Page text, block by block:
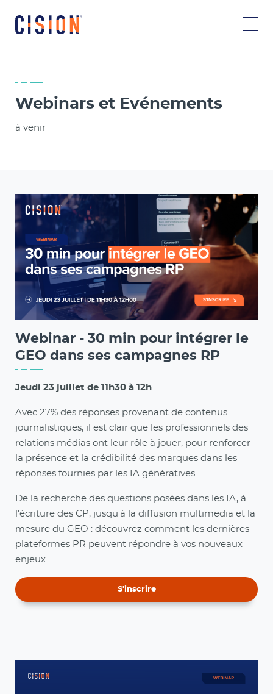
Webinars et Evénements
à venir
Webinar - 30 min pour intégrer le
GEO dans ses campagnes RP
Jeudi 23 juillet de 11h30 à 12h
Avec 27% des réponses provenant de contenus
journalistiques, il est clair que les professionnels des
relations médias ont leur rôle à jouer, pour renforcer
la présence et la crédibilité des marques dans les
réponses fournies par les IA génératives.
De la recherche des questions posées dans les IA, à
l'écriture des CP, jusqu'à la diffusion multimedia et la
mesure du GEO : découvrez comment les dernières
plateformes PR peuvent répondre à vos nouveaux
enjeux.
S'inscrire